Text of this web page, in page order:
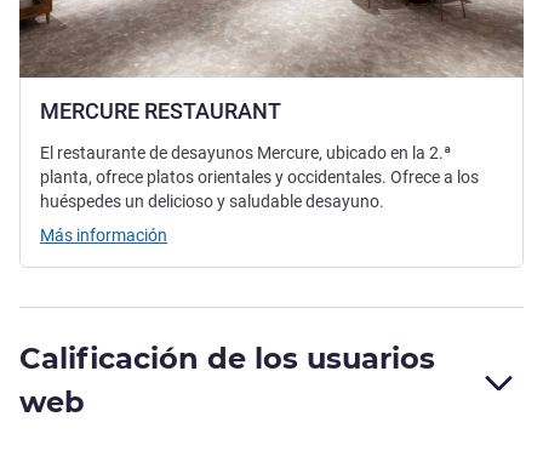
MERCURE RESTAURANT
El restaurante de desayunos Mercure, ubicado en la 2.ª
planta, ofrece platos orientales y occidentales. Ofrece a los
huéspedes un delicioso y saludable desayuno.
Más información
Calificación de los usuarios
web